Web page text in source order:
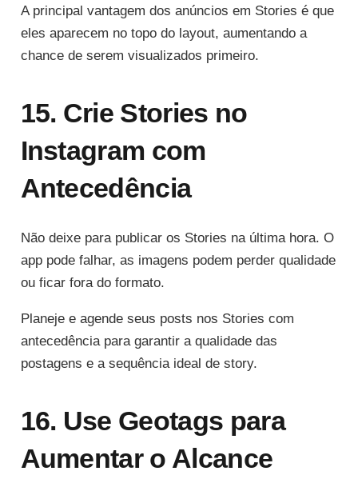
A principal vantagem dos anúncios em Stories é que
eles aparecem no topo do layout, aumentando a
chance de serem visualizados primeiro.
15. Crie Stories no
Instagram com
Antecedência
Não deixe para publicar os Stories na última hora. O
app pode falhar, as imagens podem perder qualidade
ou ficar fora do formato.
Planeje e agende seus posts nos Stories com
antecedência para garantir a qualidade das
postagens e a sequência ideal de story.
16. Use Geotags para
Aumentar o Alcance